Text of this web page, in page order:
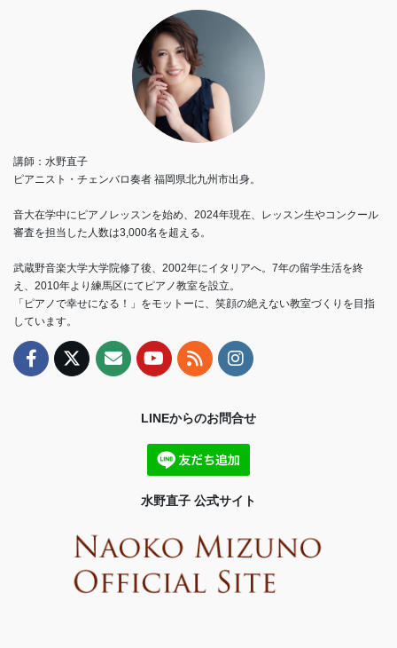
講師：水野直子
ピアニスト・チェンバロ奏者 福岡県北九州市出身。
音大在学中にピアノレッスンを始め、2024年現在、レッスン生やコンクール
審査を担当した人数は3,000名を超える。
武蔵野音楽大学大学院修了後、2002年にイタリアへ。7年の留学生活を終
え、2010年より練馬区にてピアノ教室を設立。
「ピアノで幸せになる！」をモットーに、笑顔の絶えない教室づくりを目指
しています。
LINEからのお問合せ
水野直子 公式サイト